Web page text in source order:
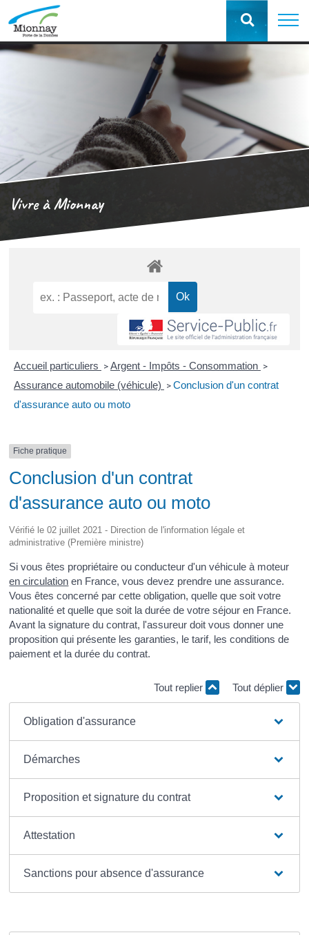
Vivre à Mionnay
Accueil particuliers > Argent - Impôts - Consommation >
Assurance automobile (véhicule) > Conclusion d'un contrat
d'assurance auto ou moto
Fiche pratique
Conclusion d'un contrat
d'assurance auto ou moto
Vérifié le 02 juillet 2021 - Direction de l'information légale et
administrative (Première ministre)
Si vous êtes propriétaire ou conducteur d'un véhicule à moteur
en circulation en France, vous devez prendre une assurance.
Vous êtes concerné par cette obligation, quelle que soit votre
nationalité et quelle que soit la durée de votre séjour en France.
Avant la signature du contrat, l'assureur doit vous donner une
proposition qui présente les garanties, le tarif, les conditions de
paiement et la durée du contrat.
Tout replier Tout déplier
Obligation d'assurance
Démarches
Proposition et signature du contrat
Attestation
Sanctions pour absence d'assurance